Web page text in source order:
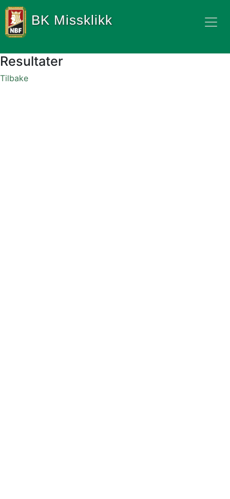
BK Missklikk
Resultater
Tilbake